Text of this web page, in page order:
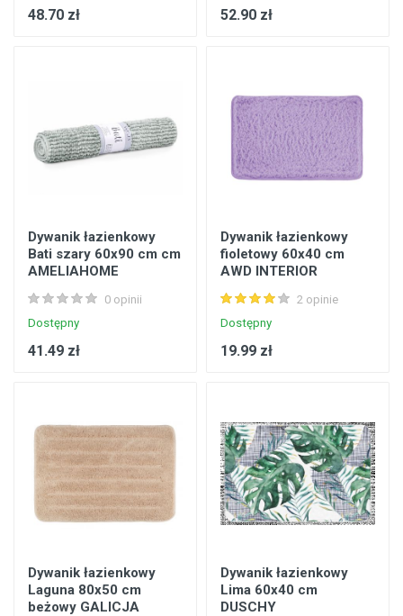
48.70 zł 52.90 zł
Dywanik łazienkowy
Bati szary 60x90 cm cm
AMELIAHOME
0 opinii
Dostępny
41.49 zł
Dywanik łazienkowy
fioletowy 60x40 cm
AWD INTERIOR
2 opinie
Dostępny
19.99 zł
Dywanik łazienkowy
Laguna 80x50 cm
beżowy GALICJA
Dywanik łazienkowy
Lima 60x40 cm
DUSCHY